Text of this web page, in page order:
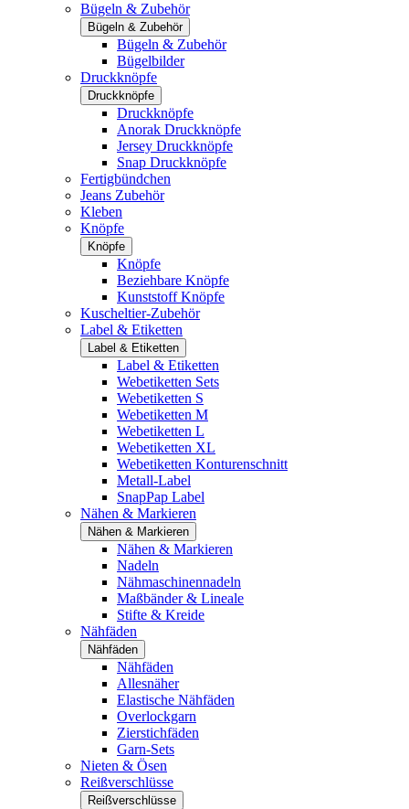
Bügeln & Zubehör
Bügeln & Zubehör
Bügeln & Zubehör
Bügelbilder
Druckknöpfe
Druckknöpfe
Druckknöpfe
Anorak Druckknöpfe
Jersey Druckknöpfe
Snap Druckknöpfe
Fertigbündchen
Jeans Zubehör
Kleben
Knöpfe
Knöpfe
Knöpfe
Beziehbare Knöpfe
Kunststoff Knöpfe
Kuscheltier-Zubehör
Label & Etiketten
Label & Etiketten
Label & Etiketten
Webetiketten Sets
Webetiketten S
Webetiketten M
Webetiketten L
Webetiketten XL
Webetiketten Konturenschnitt
Metall-Label
SnapPap Label
Nähen & Markieren
Nähen & Markieren
Nähen & Markieren
Nadeln
Nähmaschinennadeln
Maßbänder & Lineale
Stifte & Kreide
Nähfäden
Nähfäden
Nähfäden
Allesnäher
Elastische Nähfäden
Overlockgarn
Zierstichfäden
Garn-Sets
Nieten & Ösen
Reißverschlüsse
Reißverschlüsse